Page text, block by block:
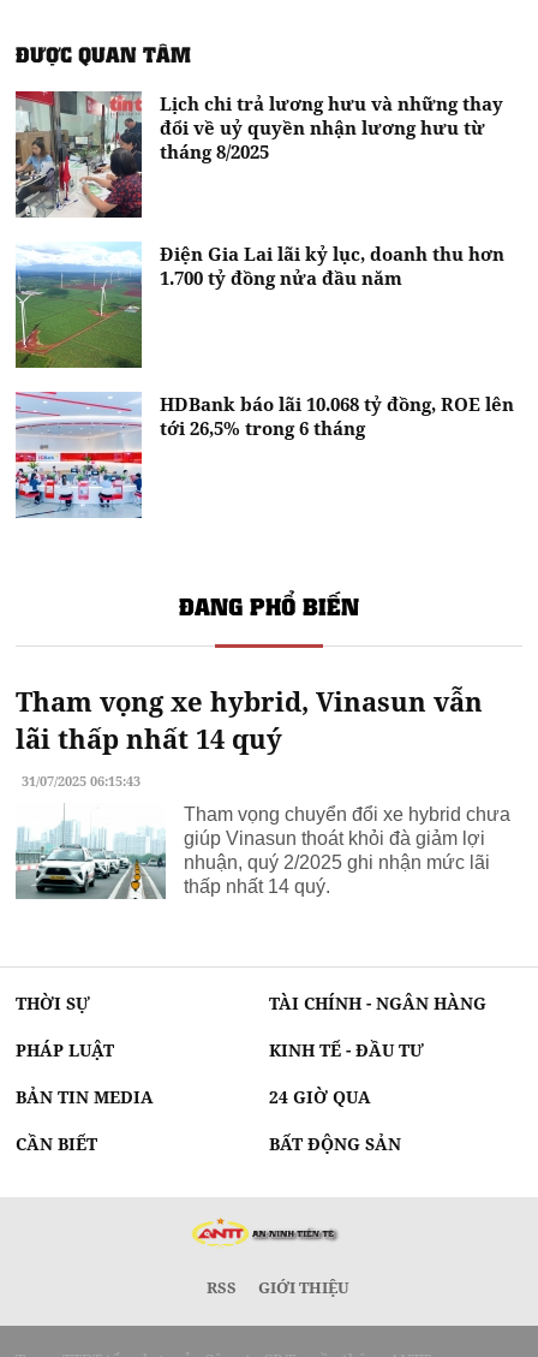
ĐƯỢC QUAN TÂM
Lịch chi trả lương hưu và những thay
đổi về uỷ quyền nhận lương hưu từ
tháng 8/2025
Điện Gia Lai lãi kỷ lục, doanh thu hơn
1.700 tỷ đồng nửa đầu năm
HDBank báo lãi 10.068 tỷ đồng, ROE lên
tới 26,5% trong 6 tháng
ĐANG PHỔ BIẾN
Tham vọng xe hybrid, Vinasun vẫn
lãi thấp nhất 14 quý
31/07/2025 06:15:43
Tham vọng chuyển đổi xe hybrid chưa
giúp Vinasun thoát khỏi đà giảm lợi
nhuận, quý 2/2025 ghi nhận mức lãi
thấp nhất 14 quý.
THỜI SỰ TÀI CHÍNH - NGÂN HÀNG
PHÁP LUẬT KINH TẾ - ĐẦU TƯ
BẢN TIN MEDIA 24 GIỜ QUA
CẦN BIẾT BẤT ĐỘNG SẢN
RSS GIỚI THIỆU